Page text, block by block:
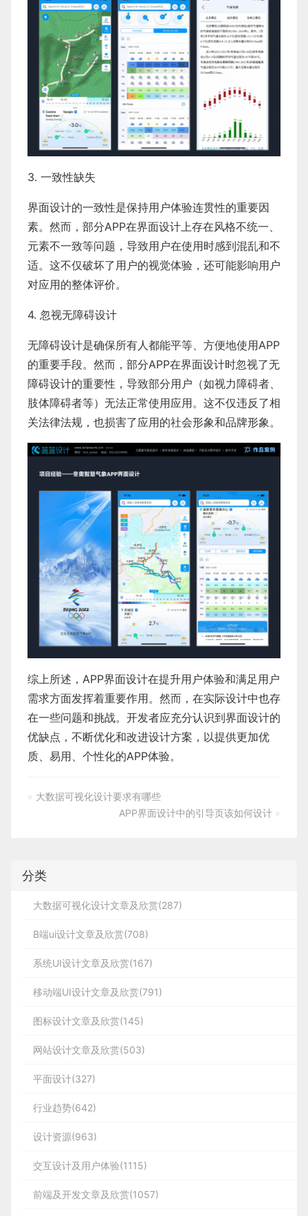
3. 一致性缺失
界面设计的一致性是保持用户体验连贯性的重要因
素。然而，部分APP在界面设计上存在风格不统一、
元素不一致等问题，导致用户在使用时感到混乱和不
适。这不仅破坏了用户的视觉体验，还可能影响用户
对应用的整体评价。
4. 忽视无障碍设计
无障碍设计是确保所有人都能平等、方便地使用APP
的重要手段。然而，部分APP在界面设计时忽视了无
障碍设计的重要性，导致部分用户（如视力障碍者、
肢体障碍者等）无法正常使用应用。这不仅违反了相
关法律法规，也损害了应用的社会形象和品牌形象。
综上所述， APP界面设计在提升用户体验和满足用户
需求方面发挥着重要作用。然而，在实际设计中也存
在一些问题和挑战。开发者应充分认识到界面设计的
优缺点，不断优化和改进设计方案，以提供更加优
质、易用、个性化的APP体验。
« 大数据可视化设计要求有哪些
APP界面设计中的引导页该如何设计 »
分类
大数据可视化设计文章及欣赏(287)
B端ui设计文章及欣赏(708)
系统UI设计文章及欣赏(167)
移动端UI设计文章及欣赏(791)
图标设计文章及欣赏(145)
网站设计文章及欣赏(503)
平面设计(327)
行业趋势(642)
设计资源(963)
交互设计及用户体验(1115)
前端及开发文章及欣赏(1057)